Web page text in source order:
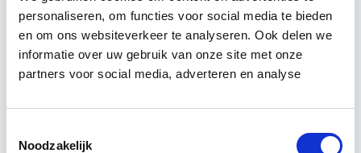
personaliseren, om functies voor social media te bieden
en om ons websiteverkeer te analyseren. Ook delen we
informatie over uw gebruik van onze site met onze
partners voor social media, adverteren en analyse
Noodzakelijk
Vastgoedrecht & Bouwrecht
zo goed mogelijk zelf kunt afhandelen. Klassikaal